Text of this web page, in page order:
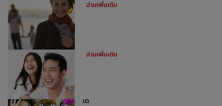
อ่านเพิ่มเติม
อ่านเพิ่มเติม
ได้